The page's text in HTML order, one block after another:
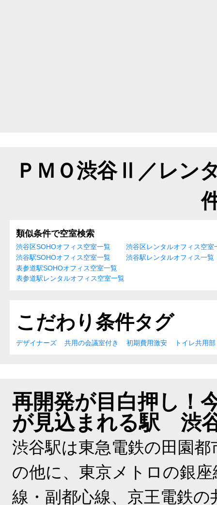
ＰＭＯ渋谷Ⅱ／レン
類似条件で空室検索
渋谷区SOHOオフィス空室一覧
渋谷区レンタルオフィス空室
渋谷駅SOHOオフィス空室一覧
渋谷駅レンタルオフィス一覧
表参道駅SOHOオフィス空室一覧
表参道駅レンタルオフィス空室一覧
こだわり条件タグ
デザイナーズ 共用の会議室付き 初期費用激安 トイレ共用部
再開発が目白押し！
が見込まれる駅 渋
渋谷駅は東急電鉄の田園都
の他に、東京メトロの銀
線・副都心線、京王電鉄の